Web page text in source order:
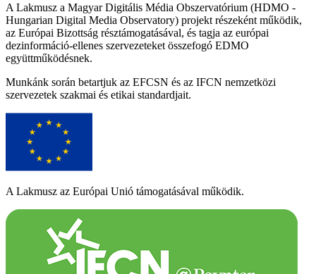
A Lakmusz a Magyar Digitális Média Obszervatórium (HDMO -
Hungarian Digital Media Observatory) projekt részeként működik,
az Európai Bizottság résztámogatásával, és tagja az európai
dezinformáció-ellenes szervezeteket összefogó EDMO
együttműködésnek.
Munkánk során betartjuk az EFCSN és az IFCN nemzetközi
szervezetek szakmai és etikai standardjait.
A Lakmusz az Európai Unió támogatásával működik.